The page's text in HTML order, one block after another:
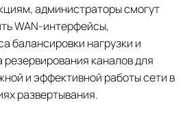
администраторы смогут
WAN-интерфейсы,
балансировки нагрузки и
каналов для
и эффективной работы сети в
развертывания.